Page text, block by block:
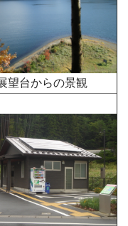
望台からの景観